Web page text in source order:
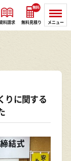
料請求 無料見積り
無料
メニュー
りに関する